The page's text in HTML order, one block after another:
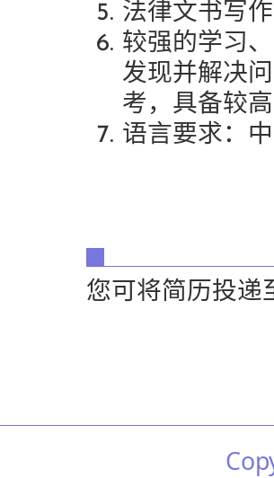
法律文书写
较强的学习
发现并解决
考，具备较
语言要求：
您可将简历投递